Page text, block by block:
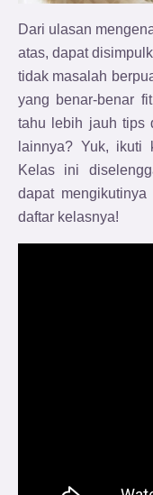
Dari ulasan
atas, dapat
tidak masalah
yang benar-benar
tahu lebih jauh tips
lainnya? Yuk, ikuti
Kelas ini
dapat
daftar kelasnya!